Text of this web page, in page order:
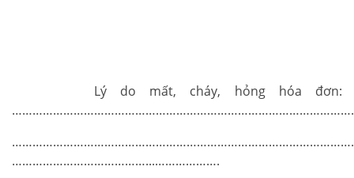
Lý do mất, cháy, hỏng hóa đơn:
…………………………………...……………….